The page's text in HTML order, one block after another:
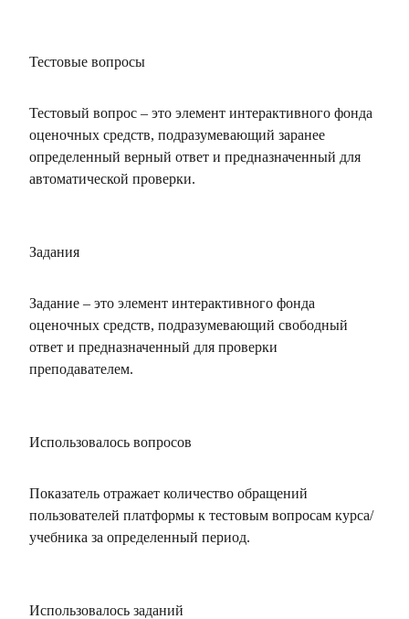
Тестовые вопросы
Тестовый вопрос – это элемент интерактивного фонда
оценочных средств, подразумевающий заранее
определенный верный ответ и предназначенный для
автоматической проверки.
Задания
Задание – это элемент интерактивного фонда
оценочных средств, подразумевающий свободный
ответ и предназначенный для проверки
преподавателем.
Использовалось вопросов
Показатель отражает количество обращений
пользователей платформы к тестовым вопросам курса/
учебника за определенный период.
Использовалось заданий